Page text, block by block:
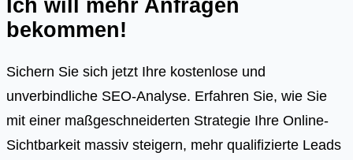
bekommen!
Sichern Sie sich jetzt Ihre kostenlose und
unverbindliche SEO-Analyse. Erfahren Sie, wie Sie
mit einer maßgeschneiderten Strategie Ihre Online-
Sichtbarkeit massiv steigern, mehr qualifizierte Leads